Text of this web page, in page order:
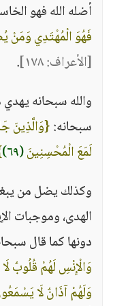
أضله الله فهو
فَهُوَ الْمُهْتَدِي وَمَنْ
[الأعراف: ١٧٨]
.
والله سبحانه
سبحانه:{وَالَّذِينَ
لَمَعَ الْمُحْسِنِينَ(٦٩)
وكذلك يضل من
الهدى، وموجبات
دونها كما قال
وَالْإِنْسِ لَهُمْ قُلُوبٌ
وَلَهُمْ آذَانٌ لَا